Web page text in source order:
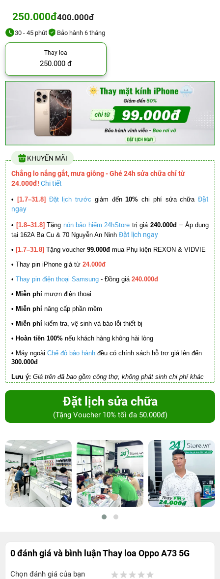
250.000đ400.000đ
30 - 45 phút Bảo hành 6 tháng
Thay loa
250.000 đ
KHUYẾN MÃI
Chẳng lo nắng gắt, mưa giông - Ghé 24h sửa chữa chỉ từ
24.000đ! Chi tiết
• [1.7–31.8] Đặt lịch trước giảm đến10% chi phí sửa chữa Đặt
ngay
• [1.8–31.8] Tặng nón bảo hiểm 24hStore trị giá 240.000đ – Áp dụng
tại 162A Ba Cu & 70 Nguyễn An Ninh Đặt lịch ngay
• [1.7–31.8] Tặng voucher 99.000đ mua Phụ kiện REXON & VIDVIE
• Thay pin iPhone giá từ 24.000đ
• Thay pin điện thoại Samsung - Đồng giá 240.000đ
• Miễn phí mượn điện thoại
• Miễn phí nâng cấp phần mềm
• Miễn phí kiểm tra, vệ sinh và báo lỗi thiết bị
• Hoàn tiền 100% nếu khách hàng không hài lòng
• Máy ngoài Chế độ bảo hành đều có chính sách hỗ trợ giá lên đến
300.000đ
Lưu ý: Giá trên đã bao gồm công thợ, không phát sinh chi phí khác
Đặt lịch sửa chữa
(Tặng Voucher 10% tối đa 50.000đ)
0 đánh giá và bình luậnThay loa Oppo A73 5G
Chọn đánh giá của bạn